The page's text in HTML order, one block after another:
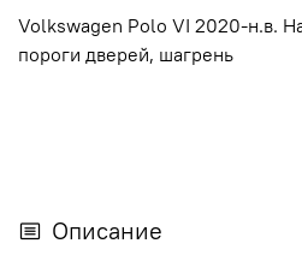
Volkswagen Polo VI 2020-н.в.
пороги дверей, шагрень
Описание